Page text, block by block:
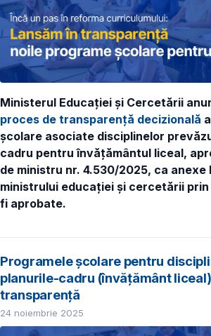
Ministerul Educației și Cercetării
proces de transparență decizională
școlare asociate disciplinelor
cadru pentru învățământul liceal,
de ministru nr. 4.530/2025, ca anexe
ministrului educației și cercetării
fi aprobate.
Programele școlare pentru
planurile-cadru (învățământ
transparență
24 noiembrie 2025